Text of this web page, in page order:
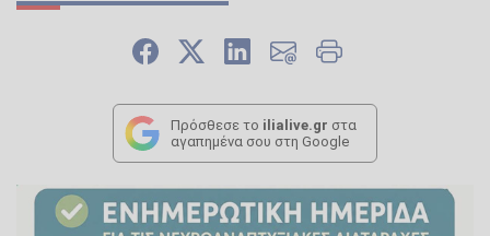
Πρόσθεσε το ilialive.gr στα
αγαπημένα σου στη Google